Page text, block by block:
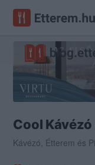
Cool
Kávézó, Étterem és